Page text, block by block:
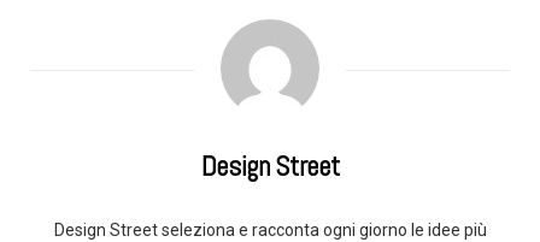
Design Street
Design Street seleziona e racconta ogni giorno le idee più